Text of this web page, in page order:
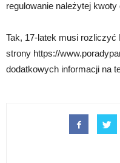
regulowanie należytej kwoty
Tak, 17-latek musi rozliczyć
strony https://
dodatkowych informacji na